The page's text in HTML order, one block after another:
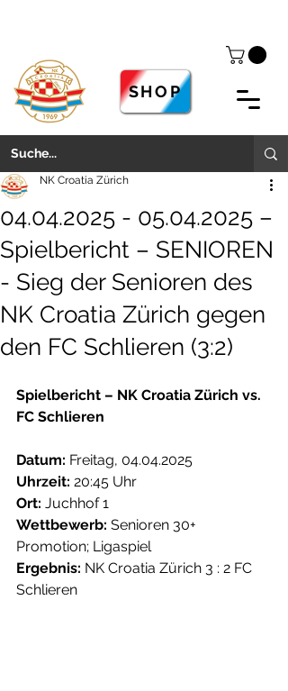
SHOP
04.04.2025 - 05.04.2025 –
Spielbericht – SENIOREN
- Sieg der Senioren des
NK Croatia Zürich gegen
den FC Schlieren (3:2)
NK Croatia Zürich
Spielbericht – NK Croatia Zürich vs.
FC Schlieren
Datum: Freitag, 04.04.2025
Uhrzeit: 20:45 Uhr
Ort: Juchhof 1
Wettbewerb: Senioren 30+
Promotion; Ligaspiel
Ergebnis: NK Croatia Zürich 3 : 2 FC
Schlieren